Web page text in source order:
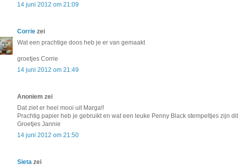
14 juni 2012 om 21:09
Corrie zei
Wat een prachtige doos heb je er van gemaakt
groetjes Corrie
14 juni 2012 om 21:49
Anoniem zei
Dat ziet er heel mooi uit Marga!!
Prachtig papier heb je gebruikt en wat een leuke Penny Black stempeltjes zijn dit
Groetjes Jannie
14 juni 2012 om 21:50
Sieta zei